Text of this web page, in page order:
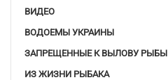
ВИДЕО
ВОДОЕМЫ УКРАИНЫ
ЗАПРЕЩЕННЫЕ К ВЫЛОВУ РЫБЫ
ИЗ ЖИЗНИ РЫБАКА